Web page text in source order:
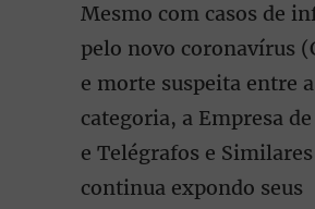
Mesmo com casos de
pelo novo coronavírus
e morte suspeita entre a
categoria, a Empresa
e Telégrafos e
continua expondo seus